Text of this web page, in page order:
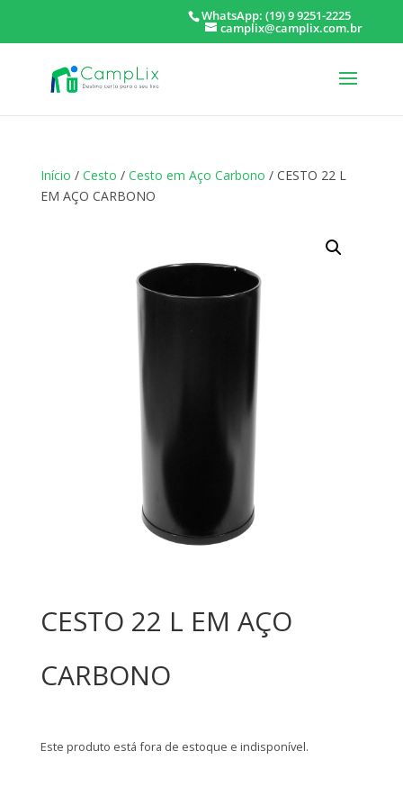
WhatsApp: (19) 9 9251-2225
camplix@camplix.com.br
Início / Cesto / Cesto em Aço Carbono / CESTO 22 L
EM AÇO CARBONO
CESTO 22 L EM AÇO
CARBONO
Este produto está fora de estoque e indisponível.